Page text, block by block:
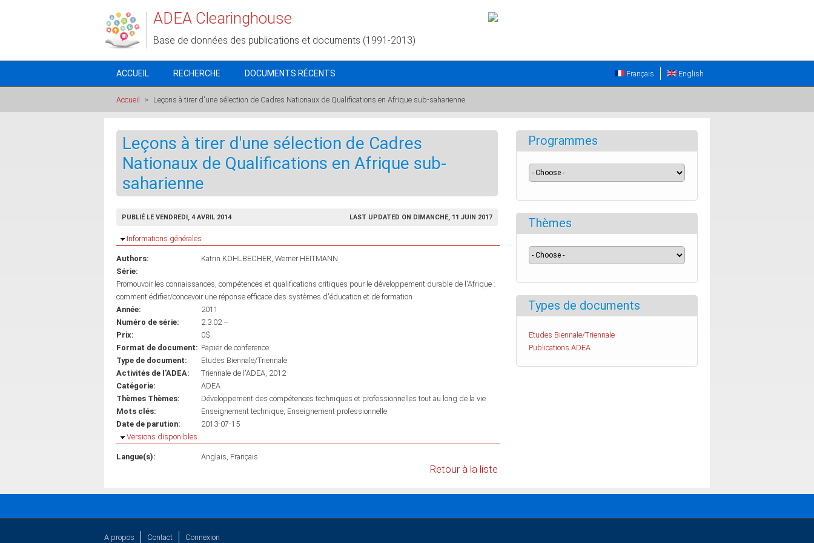
ADEA Clearinghouse
Base de données des publications et documents (1991-2013)
ACCUEIL RECHERCHE DOCUMENTS RÉCENTS English
Français
Accueil > Leçons à tirer d'une sélection de Cadres Nationaux de Qualifications en Afrique sub-saharienne
Leçons à tirer d'une sélection de Cadres
Nationaux de Qualifications en Afrique sub-
saharienne
PUBLIÉ LE VENDREDI, 4 AVRIL 2014 LAST UPDATED ON DIMANCHE, 11 JUIN 2017
Masquer
Informations générales
Authors: Katrin KOHLBECHER Werner HEITMANN
Série:
Promouvoir les connaissances, compétences et qualifications critiques pour le développement durable de l'Afrique :
comment édifier/concevoir une réponse efficace des systèmes d'éducation et de formation
Année:
2011
Numéro de série:
2.3.02 –
Prix:
0$
Format de document: Papier de conference
Type de document:
Etudes Biennale/Triennale
Activités de l'ADEA:
Triennale de l'ADEA, 2012
Catégorie:
ADEA
Thèmes Thèmes:
Développement des compétences techniques et professionnelles tout au long de la vie
Mots clés:
Enseignement technique Enseignement professionnelle
Date de parution:
2013-07-15
Masquer
Versions disponibles
Langue(s): Anglais Français
Retour à la liste
Programmes
Thèmes
Types de documents
Etudes Biennale/Triennale
Publications ADEA
A propos Contact Connexion